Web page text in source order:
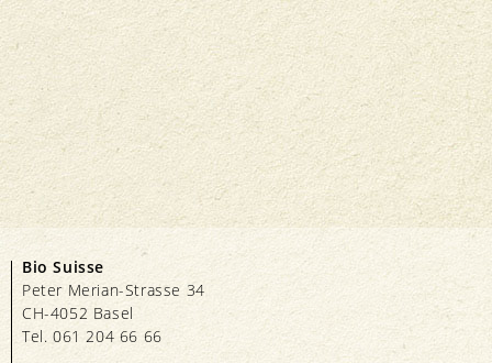
Bio Suisse
Peter Merian-Strasse 34
CH-4052 Basel
Tel. 061 204 66 66